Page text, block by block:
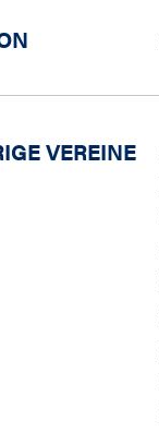
VEREINE